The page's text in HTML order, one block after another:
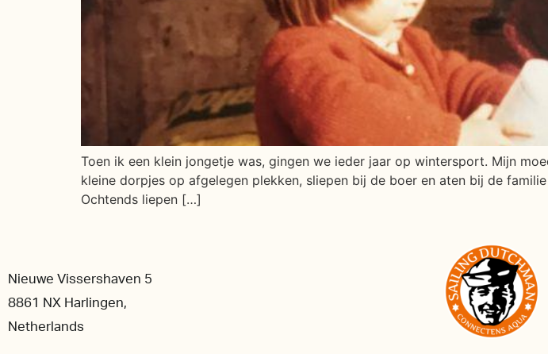
Toen ik een klein jongetje was, gingen we ieder jaar op wintersport. Mijn
kleine dorpjes op afgelegen plekken, sliepen bij de boer en aten bij de
Ochtends liepen […]
Nieuwe Vissershaven 5
8861 NX Harlingen,
Netherlands